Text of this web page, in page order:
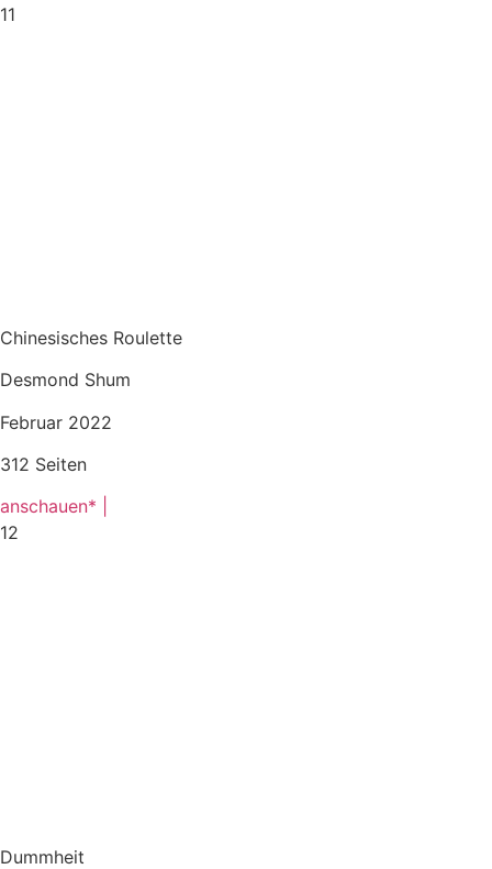
11
Chinesisches Roulette
Desmond Shum
Februar 2022
312 Seiten
anschauen* |
12
Dummheit